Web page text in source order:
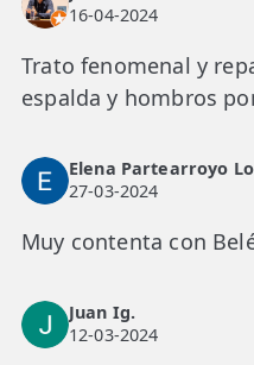
16-04-2024
Trato fenomenal y
espalda y hombros
Elena Partearroyo
27-03-2024
Muy contenta con
Juan Ig.
12-03-2024